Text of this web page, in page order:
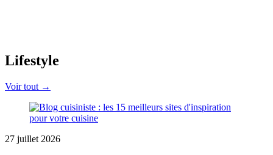
Lifestyle
Voir tout →
27 juillet 2026